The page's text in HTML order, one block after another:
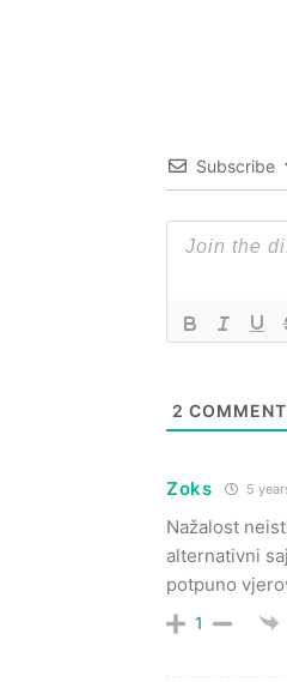
Subscribe
2
Zoks 5
Nažalost
alternativni
potpuno
1